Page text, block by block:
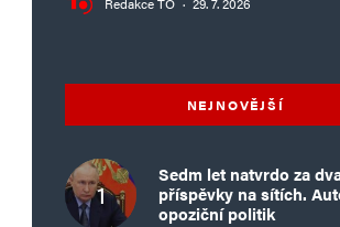
NEJNOVĚJŠÍ
Sedm let natvrdo za
příspěvky na sítích.
opoziční politik